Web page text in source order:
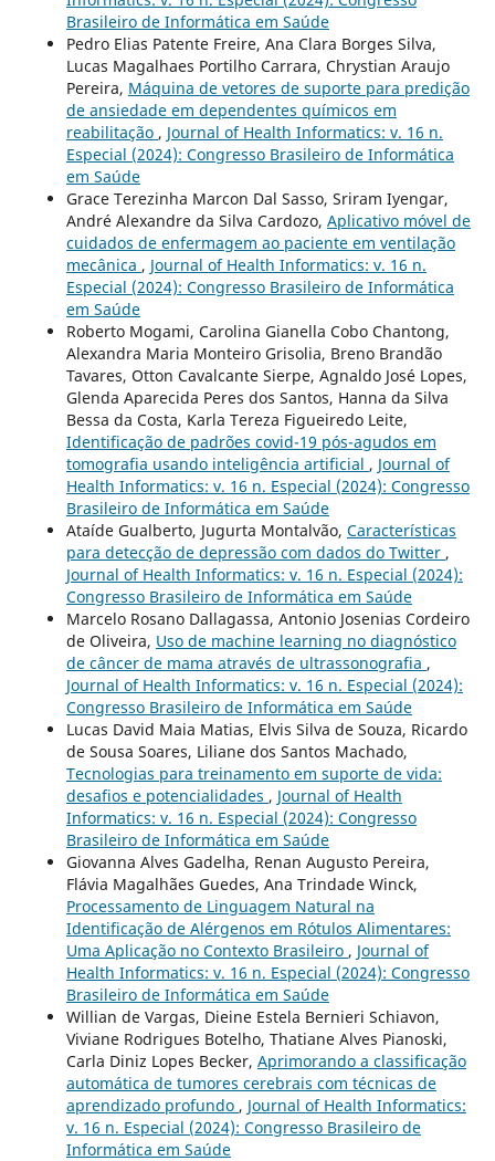
Brasileiro de Informática em Saúde
Pedro Elias Patente Freire, Ana Clara Borges Silva,
Lucas Magalhaes Portilho Carrara, Chrystian Araujo
Pereira, Máquina de vetores de suporte para predição
de ansiedade em dependentes químicos em
reabilitação , Journal of Health Informatics: v. 16 n.
Especial (2024): Congresso Brasileiro de Informática
em Saúde
Grace Terezinha Marcon Dal Sasso, Sriram Iyengar,
André Alexandre da Silva Cardozo, Aplicativo móvel de
cuidados de enfermagem ao paciente em ventilação
mecânica , Journal of Health Informatics: v. 16 n.
Especial (2024): Congresso Brasileiro de Informática
em Saúde
Roberto Mogami, Carolina Gianella Cobo Chantong,
Alexandra Maria Monteiro Grisolia, Breno Brandão
Tavares, Otton Cavalcante Sierpe, Agnaldo José Lopes,
Glenda Aparecida Peres dos Santos, Hanna da Silva
Bessa da Costa, Karla Tereza Figueiredo Leite,
Identificação de padrões covid-19 pós-agudos em
tomografia usando inteligência artificial , Journal of
Health Informatics: v. 16 n. Especial (2024): Congresso
Brasileiro de Informática em Saúde
Ataíde Gualberto, Jugurta Montalvão, Características
para detecção de depressão com dados do Twitter ,
Journal of Health Informatics: v. 16 n. Especial (2024):
Congresso Brasileiro de Informática em Saúde
Marcelo Rosano Dallagassa, Antonio Josenias Cordeiro
de Oliveira, Uso de machine learning no diagnóstico
de câncer de mama através de ultrassonografia ,
Journal of Health Informatics: v. 16 n. Especial (2024):
Congresso Brasileiro de Informática em Saúde
Lucas David Maia Matias, Elvis Silva de Souza, Ricardo
de Sousa Soares, Liliane dos Santos Machado,
Tecnologias para treinamento em suporte de vida:
desafios e potencialidades , Journal of Health
Informatics: v. 16 n. Especial (2024): Congresso
Brasileiro de Informática em Saúde
Giovanna Alves Gadelha, Renan Augusto Pereira,
Flávia Magalhães Guedes, Ana Trindade Winck,
Processamento de Linguagem Natural na
Identificação de Alérgenos em Rótulos Alimentares:
Uma Aplicação no Contexto Brasileiro , Journal of
Health Informatics: v. 16 n. Especial (2024): Congresso
Brasileiro de Informática em Saúde
Willian de Vargas, Dieine Estela Bernieri Schiavon,
Viviane Rodrigues Botelho, Thatiane Alves Pianoski,
Carla Diniz Lopes Becker, Aprimorando a classificação
automática de tumores cerebrais com técnicas de
aprendizado profundo , Journal of Health Informatics:
v. 16 n. Especial (2024): Congresso Brasileiro de
Informática em Saúde